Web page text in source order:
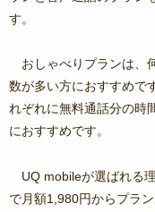
す。
おしゃべりプランは、
数が多い方におすすめで
れぞれに無料通話分の時
におすすめです。
UQ mobileが選ばれる
で月額1,980円からプラ